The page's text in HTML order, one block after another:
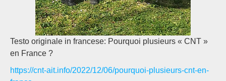
Testo originale in francese: Pourquoi plusieurs « CNT »
en France ?
https://cnt-ait.info/2022/12/06/pourquoi-plusieurs-cnt-en-